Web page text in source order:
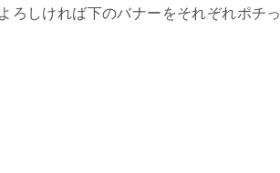
ろしければ下のバナーをそれぞれポチっ